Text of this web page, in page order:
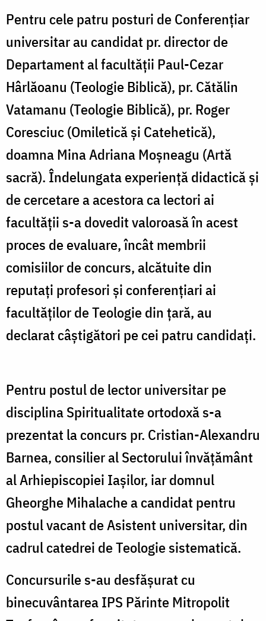
Iași
/
Foto:
Oana
Nechifor
Pentru cele patru posturi de Conferențiar
universitar au candidat pr. director de
Departament al facultății Paul-Cezar
Hârlăoanu (Teologie Biblică), pr. Cătălin
Vatamanu (Teologie Biblică), pr. Roger
Coresciuc (Omiletică și Catehetică),
doamna Mina Adriana Moșneagu (Artă
sacră). Îndelungata experiență didactică și
de cercetare a acestora ca lectori ai
facultății s-a dovedit valoroasă în acest
proces de evaluare, încât membrii
comisiilor de concurs, alcătuite din
reputați profesori și conferențiari ai
facultăților de Teologie din țară, au
declarat câștigători pe cei patru candidați.
Pentru postul de lector universitar pe
disciplina Spiritualitate ortodoxă s-a
prezentat la concurs pr. Cristian-Alexandru
Barnea, consilier al Sectorului învățământ
al Arhiepiscopiei Iașilor, iar domnul
Gheorghe Mihalache a candidat pentru
postul vacant de Asistent universitar, din
cadrul catedrei de Teologie sistematică.
Concursurile s-au desfășurat cu
binecuvântarea IPS Părinte Mitropolit